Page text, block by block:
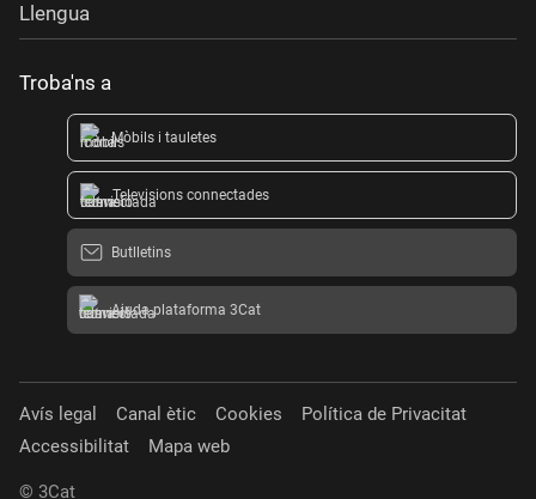
Llengua
Troba'ns a
Mòbils i tauletes
Televisions connectades
Butlletins
Ajuda plataforma 3Cat
Avís legal Canal ètic Cookies
Política de Privacitat
Accessibilitat
Mapa web
© 3Cat